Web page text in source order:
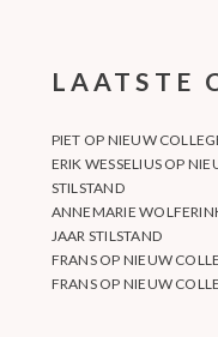
LAATSTE
PIET OP NIEUW
ERIK WESSELIUS OP
STILSTAND
ANNEMARIE
JAAR STILSTAND
FRANSOP NIEUW
FRANSOP NIEUW